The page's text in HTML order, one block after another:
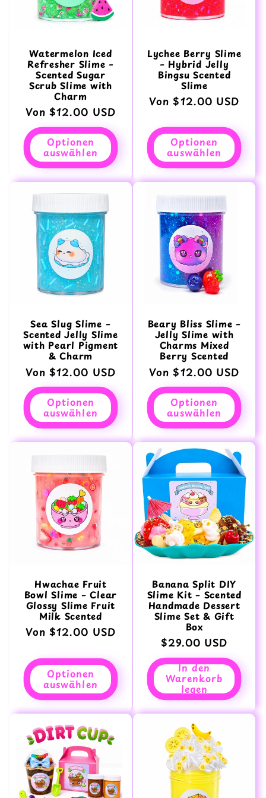
Watermelon Iced
Refresher Slime –
Scented Sugar
Scrub Slime with
Charm
Normaler
Preis
Von $12.00 USD
Optionen
auswählen
Lychee Berry Slime
– Hybrid Jelly
Bingsu Scented
Slime
Normaler
Von $12.00 USD
Optionen
auswählen
Sea Slug Slime –
Scented Jelly Slime
with Pearl Pigment
& Charm
Normaler
Preis
Von $12.00 USD
Optionen
auswählen
Beary Bliss Slime –
Jelly Slime with
Charms Mixed
Berry Scented
Normaler
Preis
Von $12.00 USD
Optionen
auswählen
Hwachae Fruit
Bowl Slime – Clear
Glossy Slime Fruit
Milk Scented
Normaler
Von $12.00 USD
Optionen
auswählen
Banana Split DIY
Slime Kit – Scented
Handmade Dessert
Slime Set & Gift
Box
Normaler
Preis
$29.00 USD
In den
Warenkorb
legen